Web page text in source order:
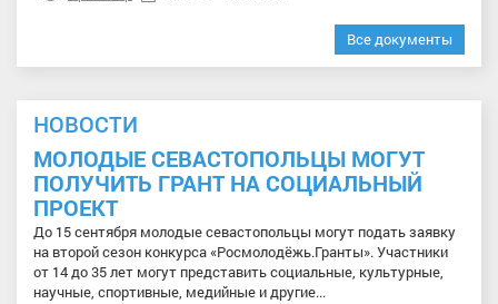
Все документы
НОВОСТИ
МОЛОДЫЕ СЕВАСТОПОЛЬЦЫ МОГУТ
ПОЛУЧИТЬ ГРАНТ НА СОЦИАЛЬНЫЙ
ПРОЕКТ
До 15 сентября молодые севастопольцы могут подать заявку
на второй сезон конкурса «Росмолодёжь.Гранты». Участники
от 14 до 35 лет могут представить социальные, культурные,
научные, спортивные, медийные и другие...